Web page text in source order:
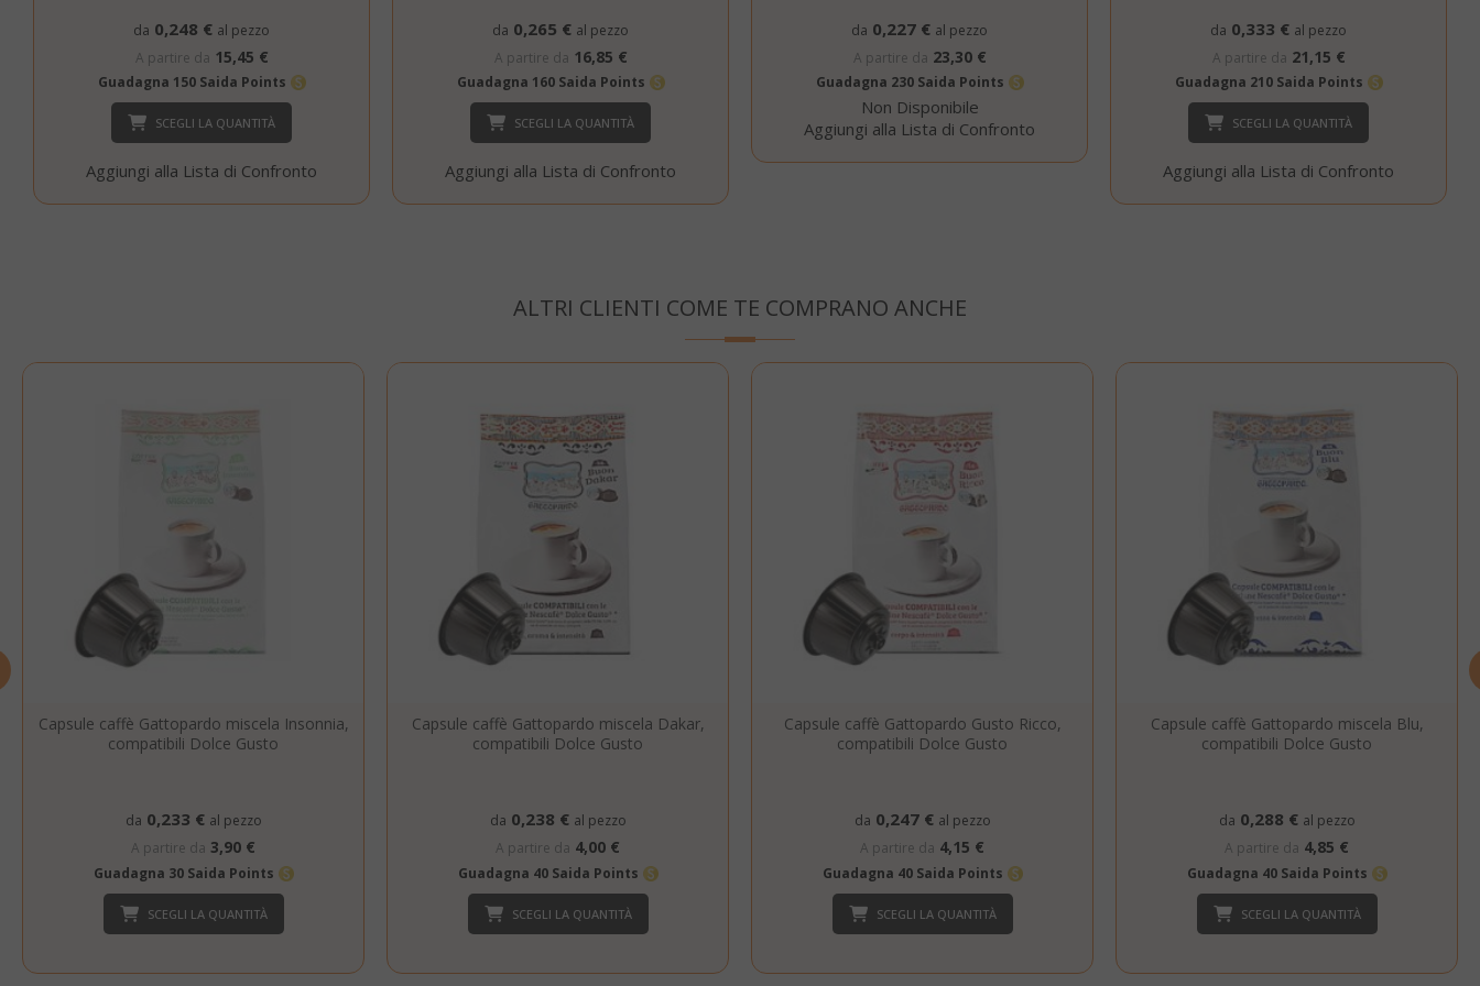
da 0,248 € al pezzo
A partire da 15,45 €
Guadagna 150 Saida Points
SCEGLI LA QUANTITÀ
Aggiungi alla Lista di Confronto
da 0,265 € al pezzo
A partire da 16,85 €
Guadagna 160 Saida Points
SCEGLI LA QUANTITÀ
Aggiungi alla Lista di Confronto
da 0,227 € al pezzo
A partire da 23,30 €
Guadagna 230 Saida Points
Non Disponibile
Aggiungi alla Lista di Confronto
da 0,333 € al pezzo
A partire da 21,15 €
Guadagna 210 Saida Points
SCEGLI LA QUANTITÀ
Aggiungi alla Lista di Confronto
ALTRI CLIENTI COME TE COMPRANO ANCHE
Capsule caffè Gattopardo miscela Insonnia,
compatibili Dolce Gusto
da 0,233 € al pezzo
A partire da 3,90 €
Guadagna 30 Saida Points
SCEGLI LA QUANTITÀ
Capsule caffè Gattopardo miscela Dakar,
compatibili Dolce Gusto
da 0,238 € al pezzo
A partire da 4,00 €
Guadagna 40 Saida Points
SCEGLI LA QUANTITÀ
Capsule caffè Gattopardo Gusto Ricco,
compatibili Dolce Gusto
da 0,247 € al pezzo
A partire da 4,15 €
Guadagna 40 Saida Points
SCEGLI LA QUANTITÀ
Capsule caffè Gattopardo miscela Blu,
compatibili Dolce Gusto
da 0,288 € al pezzo
A partire da 4,85 €
Guadagna 40 Saida Points
SCEGLI LA QUANTITÀ
CookieScriptConsent
www.saidagustoespresso.com
4
Questo cookie
viene utilizzato
dal servizio
necessario che il
58 secondi
_GRECAPTCHA
www.google.com
5 mesi 4
settimane
eseguito allo
scopo di fornire
mage-cache-sessid
www.saidagustoespresso.com
55 secondi
dall'applicazione
Google Privacy Policy